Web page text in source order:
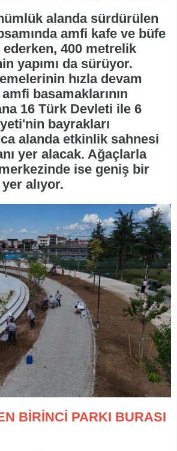
alanda sürdürülen
amfi kafe ve büfe
ederken, 400 metrelik
yapımı da sürüyor.
hızla devam
basamaklarının
16 Türk Devleti ile 6
bayrakları
alanda etkinlik sahnesi
yer alacak. Ağaçlarla
ise geniş bir
alıyor.
BİRİNCİ PARKI BURASI